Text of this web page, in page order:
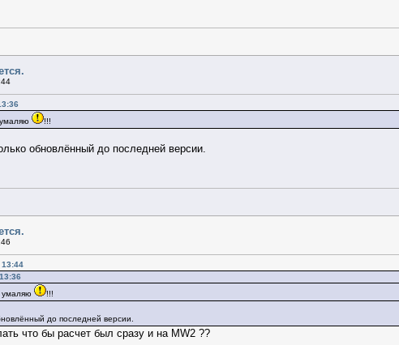
!!!
обновлённый до последней версии.
13:44
умаляю
!!!
до последней версии.
что бы расчет был сразу и на MW2 ??